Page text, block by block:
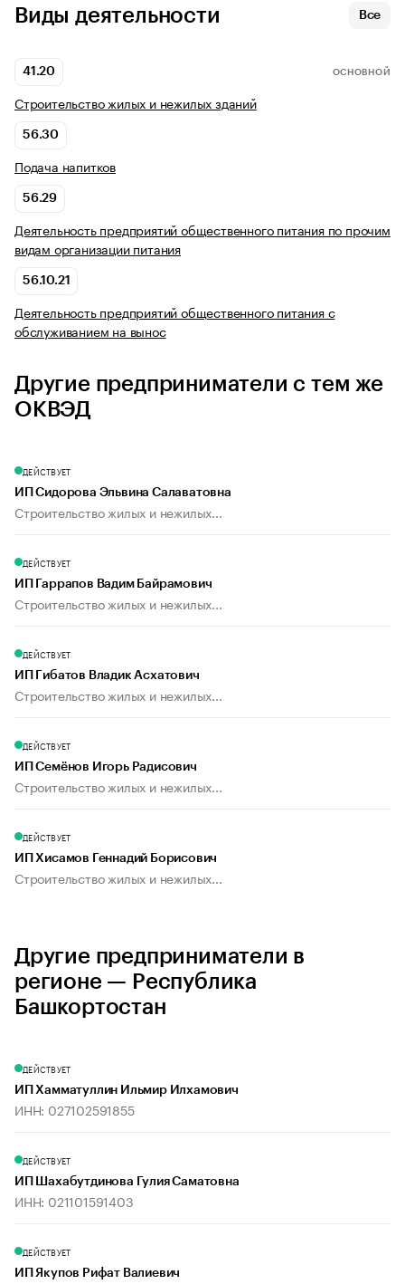
Виды деятельности Все
41.20 ОСНОВНОЙ
Строительство жилых и нежилых зданий
56.30
Подача напитков
56.29
Деятельность предприятий общественного питания по прочим
видам организации питания
56.10.21
Деятельность предприятий общественного питания с
обслуживанием на вынос
Другие предприниматели с тем же
ОКВЭД
ДЕЙСТВУЕТ
ИП Сидорова Эльвина Салаватовна
Строительство жилых и нежилых...
ДЕЙСТВУЕТ
ИП Гаррапов Вадим Байрамович
Строительство жилых и нежилых...
ДЕЙСТВУЕТ
ИП Гибатов Владик Асхатович
Строительство жилых и нежилых...
ДЕЙСТВУЕТ
ИП Семёнов Игорь Радисович
Строительство жилых и нежилых...
ДЕЙСТВУЕТ
ИП Хисамов Геннадий Борисович
Строительство жилых и нежилых...
Другие предприниматели в
регионе — Республика
Башкортостан
ДЕЙСТВУЕТ
ИП Хамматуллин Ильмир Илхамович
ИНН: 027102591855
ДЕЙСТВУЕТ
ИП Шахабутдинова Гулия Саматовна
ИНН: 021101591403
ДЕЙСТВУЕТ
ИП Якупов Рифат Валиевич